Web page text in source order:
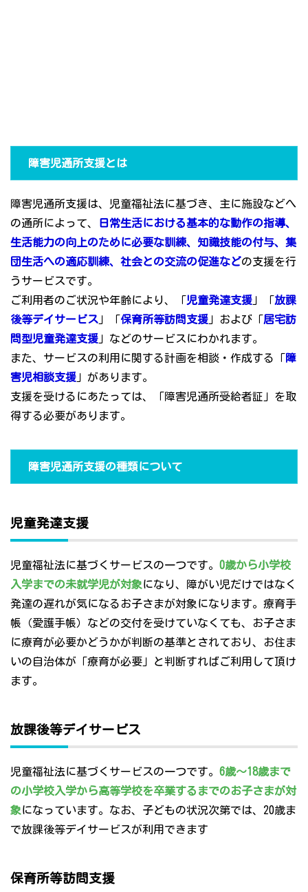
障害児通所支援とは
障害児通所支援は、児童福祉法に基づき、主に施設などへ
の通所によって、
日常生活における基本的な動作の指導、
生活能力の向上のために必要な訓練、知識技能の付与、集
団生活への適応訓練、社会との交流の促進などの支援を行
うサービスです。
ご利用者のご状況や年齢により、「児童発達支援 」「放課
後等デイサービス 」「保育所等訪問支援 」および「居宅訪
問型児童発達支援 」などのサービスにわかれます。
また、サービスの利用に関する計画を相談・作成する「障
害児相談支援 」があります。
支援を受けるにあたっては、「障害児通所受給者証」を取
得する必要があります。
障害児通所支援の種類について
児童発達支援
児童福祉法に基づくサービスの一つです。 0歳から小学校
入学までの未就学児が対象になり、障がい児だけではなく
発達の遅れが気になるお子さまが対象になります。療育手
帳（愛護手帳）などの交付を受けていなくても、お子さま
に療育が必要かどうかが判断の基準とされており、お住ま
いの自治体が「療育が必要」と判断すればご利用して頂け
ます。
放課後等デイサービス
児童福祉法に基づくサービスの一つです。 6歳～18歳まで
の小学校入学から高等学校を卒業するまでのお子さまが対
象になっています。なお、子どもの状況次第では、20歳ま
で放課後等デイサービスが利用できます
保育所等訪問支援